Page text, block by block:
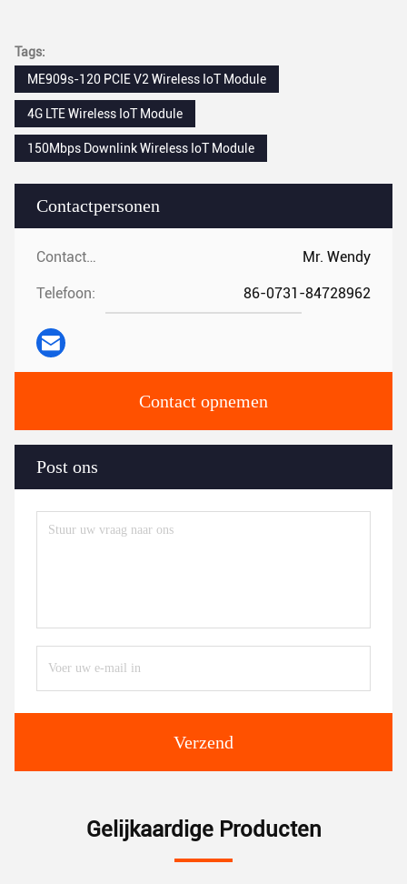
Contactpersonen
Contactpersonen: Mr. Wendy
Telefoon: 86-0731-84728962
Contact opnemen
Post ons
Verzend
Tags:
ME909s-120 PCIE V2 Wireless IoT Module
4G LTE Wireless IoT Module
150Mbps Downlink Wireless IoT Module
Gelijkaardige Producten